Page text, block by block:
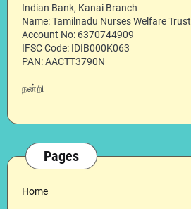
Indian Bank, Kanai Branch
Name: Tamilnadu Nurses Welfare Trust
Account No: 6370744909
IFSC Code: IDIB000K063
PAN: AACTT3790N
நன்றி
Pages
Home